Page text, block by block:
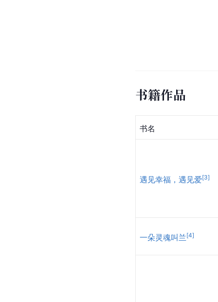
书籍作品
书名
遇见幸福，遇见爱[3]
一朵灵魂叫兰[4]